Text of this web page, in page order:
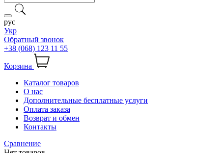
рус
Укр
Обратный звонок
+38 (068) 123 11 55
Корзина
Каталог товаров
О нас
Дополнительные бесплатные услуги
Оплата заказа
Возврат и обмен
Контакты
Сравнение